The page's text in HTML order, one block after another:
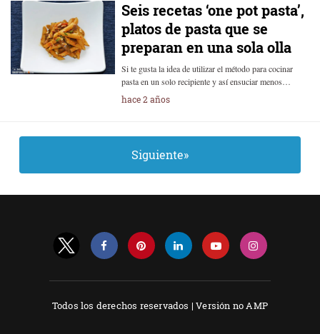
Seis recetas ‘one pot pasta’,
platos de pasta que se
preparan en una sola olla
Si te gusta la idea de utilizar el método para cocinar
pasta en un solo recipiente y así ensuciar menos…
hace 2 años
Siguiente»
Todos los derechos reservados |Versión no AMP